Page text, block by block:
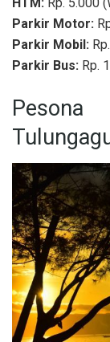
Parkir Motor:
Parkir Mobil:
Parkir Bus: Rp.